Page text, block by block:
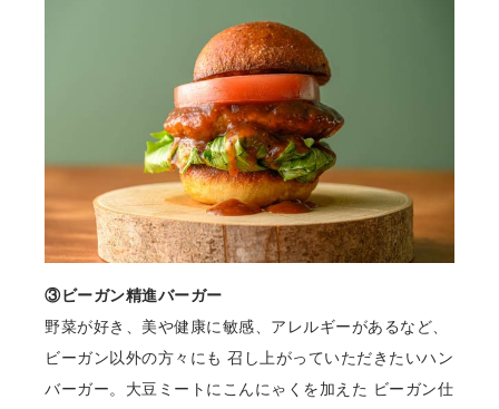
③ビーガン精進バーガー
野菜が好き、美や健康に敏感、アレルギーがあるなど、
ビーガン以外の⽅々にも 召し上がっていただきたいハン
バーガー。⼤⾖ミートにこんにゃくを加えた ビーガン仕